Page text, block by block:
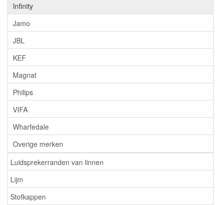
Infinity
Jamo
JBL
KEF
Magnat
Philips
VIFA
Wharfedale
Overige merken
Luidsprekerranden van linnen
Lijm
Stofkappen